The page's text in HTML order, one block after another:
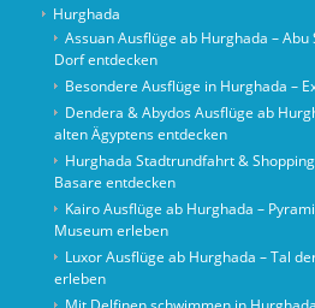
Hurghada
Assuan Ausflüge ab Hurghada –
Dorf entdecken
Besondere Ausflüge in Hurghada –
Dendera & Abydos Ausflüge ab
alten Ägyptens entdecken
Hurghada Stadtrundfahrt &
Basare entdecken
Kairo Ausflüge ab Hurghada –
Museum erleben
Luxor Ausflüge ab Hurghada – Tal
erleben